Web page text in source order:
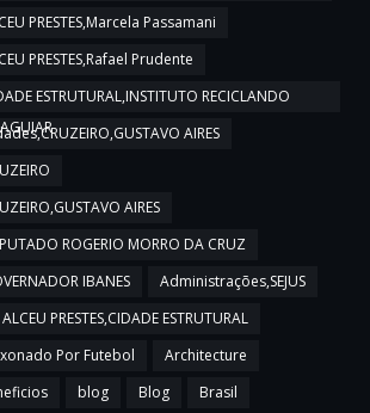
PRESTES,Marcela Passamani
PRESTES,Rafael Prudente
ESTRUTURAL,INSTITUTO RECICLANDO
AIRES
AIRES
ROGERIO MORRO DA CRUZ
IBANES
Administrações,SEJUS
ALCEU PRESTES,CIDADE ESTRUTURAL
Por Futebol
Architecture
blog Blog
Brasil